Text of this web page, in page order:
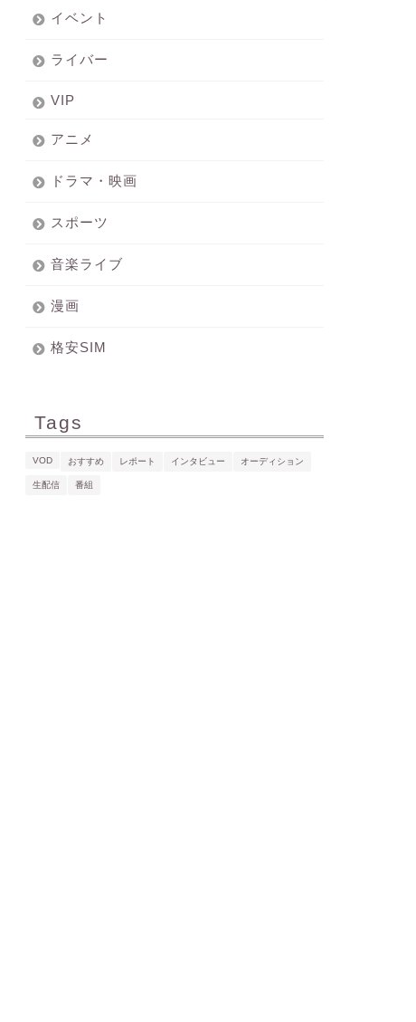
イベント
ライバー
VIP
アニメ
ドラマ・映画
スポーツ
音楽ライブ
漫画
格安SIM
Tags
VOD おすすめ レポート インタビュー オーディション
生配信 番組